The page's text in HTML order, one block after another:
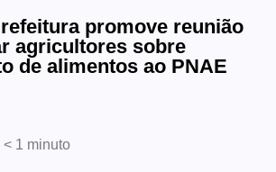
promove reunião
agricultores sobre
de alimentos ao PNAE
< 1 minuto